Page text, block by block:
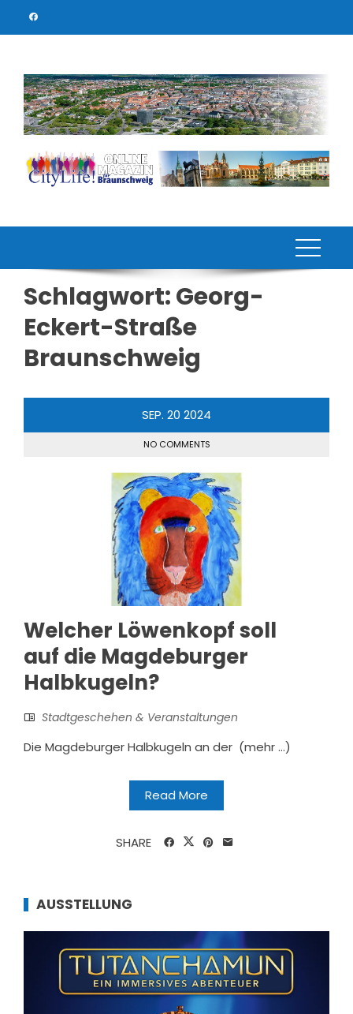
Schlagwort:Georg-
Eckert-Straße
Braunschweig
SEP. 20 2024
NO COMMENTS
Welcher Löwenkopf soll
auf die Magdeburger
Halbkugeln?
Stadtgeschehen & Veranstaltungen
Die Magdeburger Halbkugeln an der (mehr …)
Read More
SHARE
AUSSTELLUNG